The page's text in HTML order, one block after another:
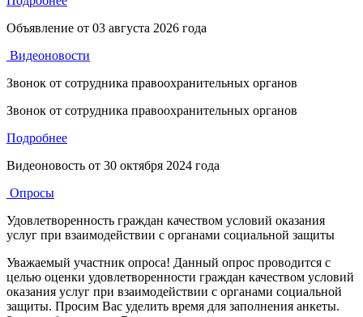
Объявление от 03 августа 2026 года
Видеоновости
Звонок от сотрудника правоохранительных органов
Звонок от сотрудника правоохранительных органов
Подробнее
Видеоновость от 30 октября 2024 года
Опросы
Удовлетворенность граждан качеством условий оказания
услуг при взаимодействии с органами социальной защиты
Уважаемый участник опроса! Данный опрос проводится с
целью оценки удовлетворенности граждан качеством условий
оказания услуг при взаимодействии с органами социальной
защиты. Просим Вас уделить время для заполнения анкеты.